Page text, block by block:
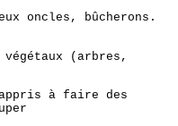
oncles, bûcherons.
(arbres,
à faire des